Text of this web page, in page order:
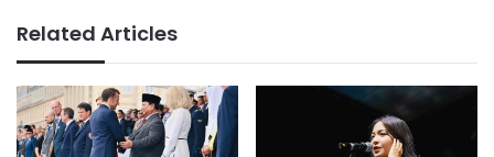
Related Articles